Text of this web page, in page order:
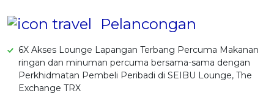
Pelancongan
6X Akses Lounge Lapangan Terbang Percuma Makanan
ringan dan minuman percuma bersama-sama dengan
Perkhidmatan Pembeli Peribadi di SEIBU Lounge, The
Exchange TRX